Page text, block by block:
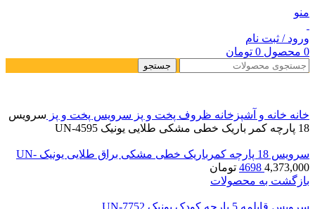
منو
ورود / ثبت نام
0 محصول 0 تومان
جستجو
خانه خانه و آشپزخانه ظروف پخت و پز سرویس پخت و پز سرویس
18 پارچه کمر باریک خطی مشکی طلایی یونیک UN-4595
سرویس 18 پارچه کمرباریک خطی مشکی براق طلایی یونیک UN-
4698 4,373,000
تومان
بازگشت به محصولات
سرویس قابلمه 5 پارچه کودک یونیک UN-7752